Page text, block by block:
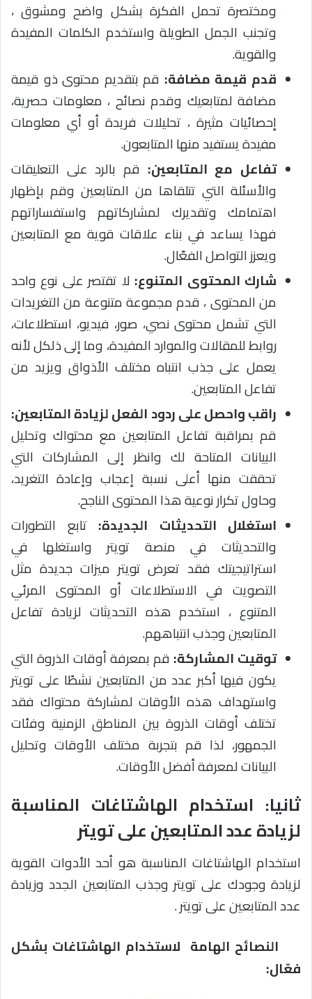
ومختصرة تحمل الفكرة بشكل واضح ومشوق ،
وتجنب الجمل الطويلة واستخدم الكلمات المفيدة
والقوية.
قدم قيمة مضافة: قم بتقديم محتوى ذو قيمة
مضافة لمتابعيك وقدم نصائح ، معلومات حصرية،
إحصائيات مثيرة ، تحليلات فريدة أو أي معلومات
مفيدة يستفيد منها المتابعون.
تفاعل مع المتابعين: قم بالرد على التعليقات
والأسئلة التي تتلقاها من المتابعين وقم بإظهار
اهتمامك وتقديرك لمشاركاتهم واستفساراتهم
فهذا يساعد في بناء علاقات قوية مع المتابعين
ويعزز التواصل الفعّال.
شارك المحتوى المتنوع: لا تقتصر على نوع واحد
من المحتوى ، قدم مجموعة متنوعة من التغريدات
التي تشمل محتوى نصي، صور، فيديو، استطلاعات،
روابط للمقالات والموارد المفيدة، وما إلى ذلكل لأنه
يعمل على جذب انتباه مختلف الأذواق ويزيد من
تفاعل المتابعين.
راقب واحصل على ردود الفعل لزيادة المتابعين:
قم بمراقبة تفاعل المتابعين مع محتواك وتحليل
البيانات المتاحة لك وانظر إلى المشاركات التي
تحققت منها أعلى نسبة إعجاب وإعادة التغريد،
وحاول تكرار نوعية هذا المحتوى الناجح.
استغلال التحديثات الجديدة: تابع التطورات
والتحديثات في منصة تويتر واستغلها في
استراتيجيتك فقد تعرض تويتر ميزات جديدة مثل
التصويت في الاستطلاعات أو المحتوى المرئي
المتنوع ، استخدم هذه التحديثات لزيادة تفاعل
المتابعين وجذب انتباههم.
توقيت المشاركة: قم بمعرفة أوقات الذروة التي
يكون فيها أكبر عدد من المتابعين نشطًا على تويتر
واستهداف هذه الأوقات لمشاركة محتواك فقد
تختلف أوقات الذروة بين المناطق الزمنية وفئات
الجمهور، لذا قم بتجربة مختلف الأوقات وتحليل
البيانات لمعرفة أفضل الأوقات.
ثانيا: استخدام الهاشتاغات المناسبة
لزيادة عدد المتابعين على تويتر
استخدام الهاشتاغات المناسبة هو أحد الأدوات القوية
لزيادة وجودك على تويتر وجذب المتابعين الجدد وزيادة
عدد المتابعين على تويتر .
النصائح الهامة لاستخدام الهاشتاغات بشكل
فعّال: